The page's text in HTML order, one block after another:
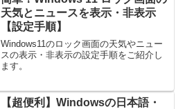
天気とニュースを表示・非表示
【設定手順】
Windows11のロック画面の天気やニュー
スの表示・非表示の設定手順をご紹介し
ます。
【超便利】Windowsの日本語・